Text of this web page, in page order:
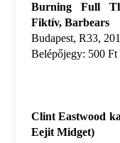
Burning Full
Fiktív, Barbears
Budapest, R33,
Belépőjegy: 500 Ft
Clint Eastwood
Eejit Midget)